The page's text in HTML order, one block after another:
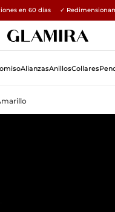
15% en todos los pedidos →
en 60 días ✓
AlianzasAnillosCollares